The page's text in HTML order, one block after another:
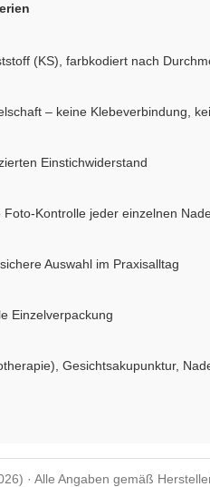
(KS), farbkodiert nach
– keine Klebeverbindung,
Einstichwiderstand
Kontrolle jeder einzelnen
Auswahl im Praxisalltag
Einzelverpackung
Gesichtsakupunktur,
· Alle Angaben gemäß